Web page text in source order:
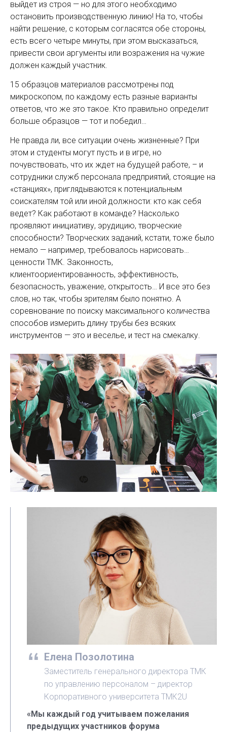
выйдет из строя — но для этого необходимо
остановить производственную линию! На то, чтобы
найти решение, с которым согласятся обе стороны,
есть всего четыре минуты, при этом высказаться,
привести свои аргументы или возражения на чужие
должен каждый участник.
15 образцов материалов рассмотрены под
микроскопом, по каждому есть разные варианты
ответов, что же это такое. Кто правильно определит
больше образцов — тот и победил…
Не правда ли, все ситуации очень жизненные? При
этом и студенты могут пусть и в игре, но
почувствовать, что их ждет на будущей работе, – и
сотрудники служб персонала предприятий, стоящие на
«станциях», приглядываются к потенциальным
соискателям той или иной должности: кто как себя
ведет? Как работают в команде? Насколько
проявляют инициативу, эрудицию, творческие
способности? Творческих заданий, кстати, тоже было
немало — например, требовалось нарисовать…
ценности ТМК. Законность,
клиентоориентированность, эффективность,
безопасность, уважение, открытость… И все это без
слов, но так, чтобы зрителям было понятно. А
соревнование по поиску максимального количества
способов измерить длину трубы без всяких
инструментов — это и веселье, и тест на смекалку.
Елена Позолотина
Заместитель генерального директора ТМК
по управлению персоналом – директор
Корпоративного университета ТМК2U
«Мы каждый год учитываем пожелания
предыдущих участников форума